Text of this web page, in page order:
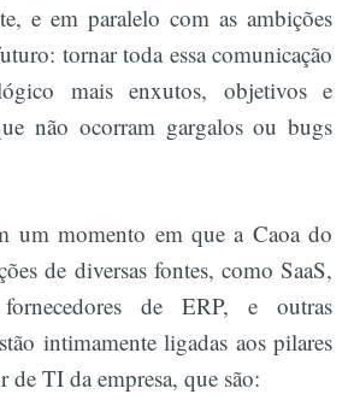
e em paralelo com as ambições
tornar toda essa comunicação
mais enxutos, objetivos e
não ocorram gargalos ou bugs
um momento em que a Caoa do
de diversas fontes, como SaaS,
de ERP, e outras
intimamente ligadas aos pilares
de TI da empresa, que são: